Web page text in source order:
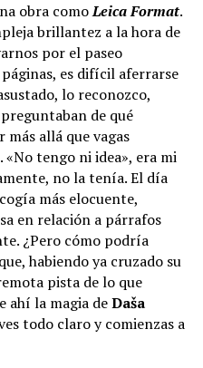
obra comoLeica Format.
brillantez a la hora de
por el paseo
es difícil aferrarse
lo reconozco,
de qué
allá que vagas
tengo ni idea», era mi
no la tenía. El día
más elocuente,
en relación a párrafos
¿Pero cómo podría
habiendo ya cruzado su
pista de lo que
ahí la magia deDaša
todo claro y comienzas a